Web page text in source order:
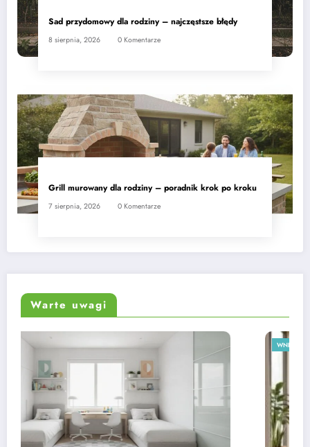
Sad przydomowy dla rodziny – najczęstsze błędy
8 sierpnia, 2026 0 Komentarze
Grill murowany dla rodziny – poradnik krok po kroku
7 sierpnia, 2026 0 Komentarze
Warte uwagi
WNĘTRZA